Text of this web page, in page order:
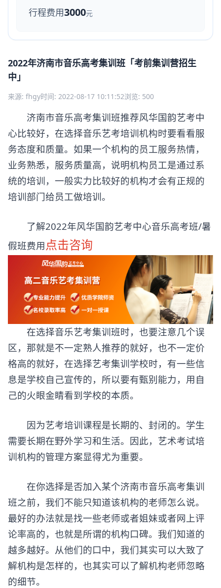
行程费用3000元
2022年济南市音乐高考集训班「考前集训营招生
中」
来源: fhgy时间: 2022-08-17 10:11:52浏览: 500
济南市音乐高考集训班推荐风华国韵艺考中
心比较好，在选择音乐艺考培训机构时要看看服
务态度和质量。如果一个机构的员工服务热情，
业务熟悉，服务质量高，说明机构员工是通过系
统的培训，一般实力比较好的机构才会有正规的
培训部门给员工做培训。
了解2022年风华国韵艺考中心音乐高考班/暑
假班费用点击咨询
在选择音乐艺考集训班时，也要注意几个误
区，那就是不一定熟人推荐的就好，也不一定价
格高的就好，在选择艺考集训学校时，有一些信
息是学校自己宣传的，所以要有甄别能力，用自
己的火眼金睛看到学校的本质。
因为艺考培训课程是长期的、封闭的。学生
需要长期在野外学习和生活。因此，艺术考试培
训机构的管理方案显得尤为重要。
在你选择是否加入某个济南市音乐高考集训
班之前，我们不能只知道该机构的老师怎么说。
最好的办法就是找一些老师或者姐妹或者网上评
论率高的，也就是所谓的机构口碑。我们知道的
越多越好。从他们的口中，我们其实可以大致了
解机构是怎样的，也其实可以了解机构老师忽略
的细节。